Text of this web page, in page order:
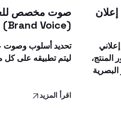
صوت مخصص
(Brand Voice)
تحديد أسلوب وصوت
ليتم تطبيقه على كل
اقرأ المزيد